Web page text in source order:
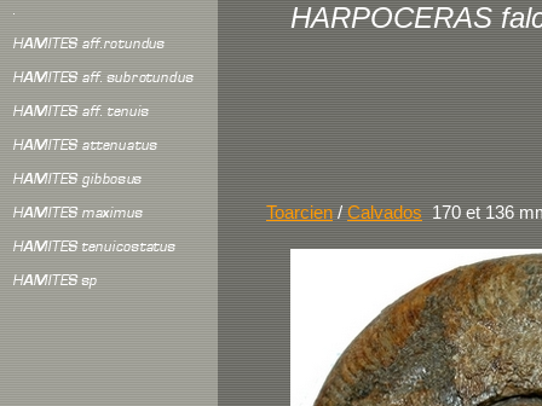
HARPOCERAS
Toarcien / Calvados 170 et 136